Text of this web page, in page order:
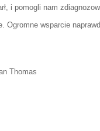
i pomogli nam
Ogromne wsparcie
Thomas